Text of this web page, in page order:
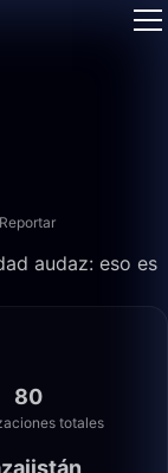
Reportar
audaz: eso es
80
totales